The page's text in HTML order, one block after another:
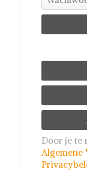
Door je te
Algemene